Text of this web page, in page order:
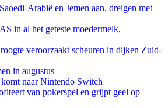
Arabië en Jemen aan, dreigen met
in al het geteste moedermelk,
veroorzaakt scheuren in dijken Zuid-
in augustus
komt naar Nintendo Switch
van pokerspel en grijpt geel op